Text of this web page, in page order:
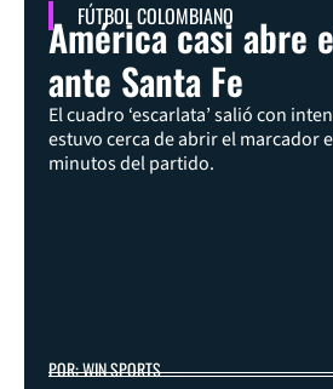
FÚTBOL COLOMBIANO
América casi abre
ante Santa Fe
El cuadro ‘escarlata’ salió con
estuvo cerca de abrir el marcador
minutos del partido.
POR: WIN SPORTS